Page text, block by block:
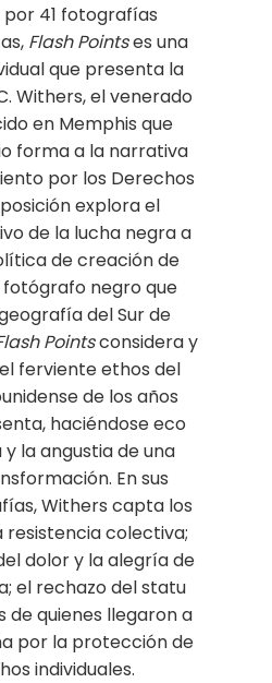
41 fotografías
Flash Pointses una
que presenta la
Withers, el venerado
en Memphis que
forma a la narrativa
por los Derechos
explora el
de la lucha negra a
de creación de
negro que
del Sur de
Pointsconsidera y
ferviente ethos del
de los años
haciéndose eco
la angustia de una
En sus
Withers capta los
colectiva;
dolor y la alegría de
el rechazo del statu
de quienes llegaron a
por la protección de
individuales.